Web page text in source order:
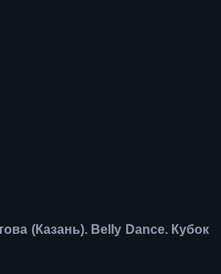
(Казань). Belly Dance. Кубок